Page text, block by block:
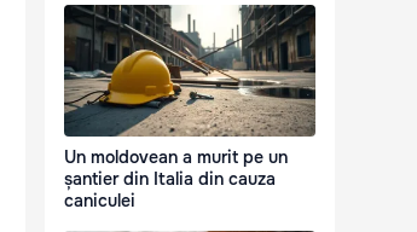
Un moldovean a murit pe un
șantier din Italia din cauza
caniculei